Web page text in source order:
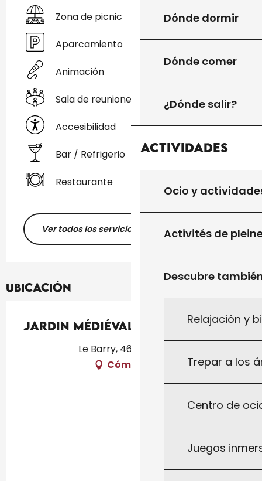
Dónde dormir
Dónde comer
¿Dónde salir?
Actividades
Ocio y
Activités de
Descubre
Relajación y
Trepar a los
Centro de
Juegos
Zona de picnic
Aparcamiento
Animación
Sala de reuniones
Accesibilidad
Bar / Refrigerio
Restaurante
Ver todos los servicios
Ubicación
Jardin Médiéval du Barry
Le Barry, 46340 Salviac
Cómo llegar